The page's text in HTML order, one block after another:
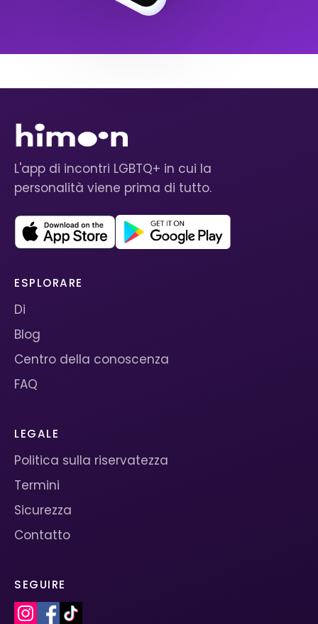
L'app di incontri LGBTQ+ in cui la
personalità viene prima di tutto.
ESPLORARE
Di
Blog
Centro della conoscenza
FAQ
LEGALE
Politica sulla riservatezza
Termini
Sicurezza
Contatto
SEGUIRE